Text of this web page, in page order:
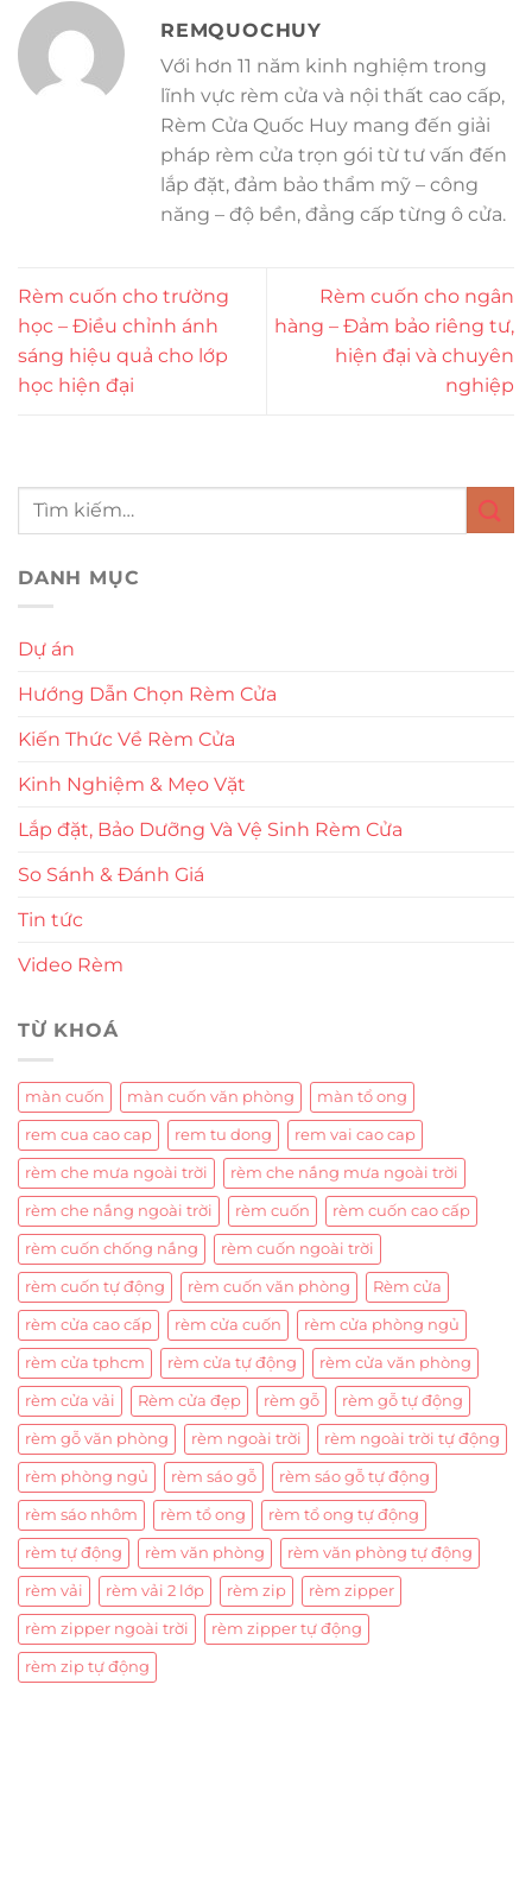
REMQUOCHUY
Với hơn 11 năm kinh nghiệm trong
lĩnh vực rèm cửa và nội thất cao cấp,
Rèm Cửa Quốc Huy mang đến giải
pháp rèm cửa trọn gói từ tư vấn đến
lắp đặt, đảm bảo thẩm mỹ – công
năng – độ bền, đẳng cấp từng ô cửa.
Rèm cuốn cho trường
học – Điều chỉnh ánh
sáng hiệu quả cho lớp
học hiện đại
Rèm cuốn cho ngân
hàng – Đảm bảo riêng tư,
hiện đại và chuyên
nghiệp
DANH MỤC
Dự án
Hướng Dẫn Chọn Rèm Cửa
Kiến Thức Về Rèm Cửa
Kinh Nghiệm & Mẹo Vặt
Lắp đặt, Bảo Dưỡng Và Vệ Sinh Rèm Cửa
So Sánh & Đánh Giá
Tin tức
Video Rèm
TỪ KHOÁ
màn cuốn màn cuốn văn phòng màn tổ ong
rem cua cao cap rem tu dong rem vai cao cap
rèm che mưa ngoài trời rèm che nắng mưa ngoài trời
rèm che nắng ngoài trời rèm cuốn rèm cuốn cao cấp
rèm cuốn chống nắng rèm cuốn ngoài trời
rèm cuốn tự động rèm cuốn văn phòng Rèm cửa
rèm cửa cao cấp rèm cửa cuốn rèm cửa phòng ngủ
rèm cửa tphcm rèm cửa tự động rèm cửa văn phòng
rèm cửa vải Rèm cửa đẹp rèm gỗ rèm gỗ tự động
rèm gỗ văn phòng rèm ngoài trời rèm ngoài trời tự động
rèm phòng ngủ rèm sáo gỗ rèm sáo gỗ tự động
rèm sáo nhôm rèm tổ ong rèm tổ ong tự động
rèm tự động rèm văn phòng rèm văn phòng tự động
rèm vải rèm vải 2 lớp rèm zip rèm zipper
rèm zipper ngoài trời rèm zipper tự động
rèm zip tự động